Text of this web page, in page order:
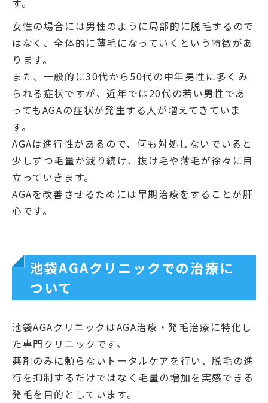
す。
女性の場合には男性のように局部的に脱毛するので
はなく、全体的に薄毛になっていくという特徴があ
ります。
また、一般的に30代から50代の中年男性に多くみ
られる症状ですが、近年では20代の若い男性であ
ってもAGAの症状が発生する人が増えてきていま
す。
AGAは進行性があるので、何も対処しないでいると
少しずつ毛量が減り続け、抜け毛や薄毛が徐々に目
立っていきます。
AGAを改善させるためには早期治療をすることが肝
心です。
池袋AGAクリニックでの治療に
ついて
池袋AGAクリニックはAGA治療・発毛治療に特化し
た専門クリニックです。
薬剤のみに頼らないトータルケアを行い、脱毛の進
行を抑制するだけではなく毛量の増加を実感できる
発毛を目的としています。